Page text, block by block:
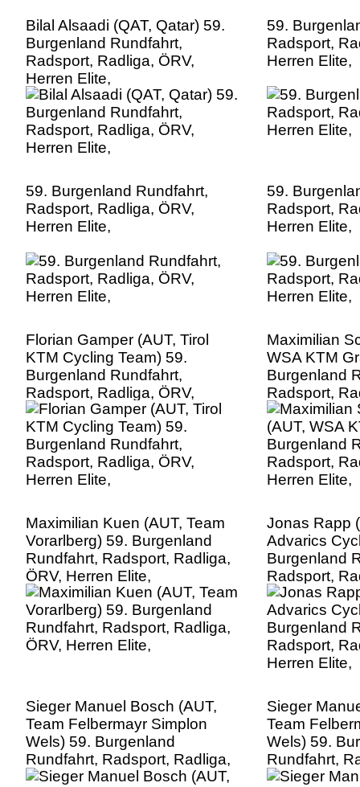
Bilal Alsaadi (QAT, Qatar) 59.
Burgenland Rundfahrt,
Radsport, Radliga, ÖRV,
Herren Elite,
59.
Radsport,
Herren Elite,
59. Burgenland Rundfahrt,
Radsport, Radliga, ÖRV,
Herren Elite,
59.
Radsport,
Herren Elite,
Florian Gamper (AUT, Tirol
KTM Cycling Team) 59.
Burgenland Rundfahrt,
Radsport, Radliga, ÖRV,
Herren Elite,
Maximilian
WSA KTM
Burgenland
Radsport,
Herren Elite,
Maximilian Kuen (AUT, Team
Vorarlberg) 59. Burgenland
Rundfahrt, Radsport, Radliga,
ÖRV, Herren Elite,
Jonas Rapp
Advarics
Burgenland
Radsport,
Herren Elite,
Sieger Manuel Bosch (AUT,
Team Felbermayr Simplon
Wels) 59. Burgenland
Rundfahrt, Radsport, Radliga,
ÖRV, Herren Elite,
Sieger
Team
Wels) 59.
Rundfahrt,
ÖRV, Herren